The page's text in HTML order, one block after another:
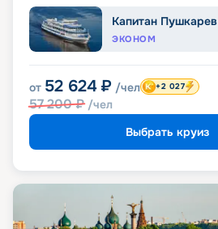
Капитан Пушкарев
ЭКОНОМ
от 52 624 ₽ /чел
57 200₽ /чел
+2 027
Выбрать круиз